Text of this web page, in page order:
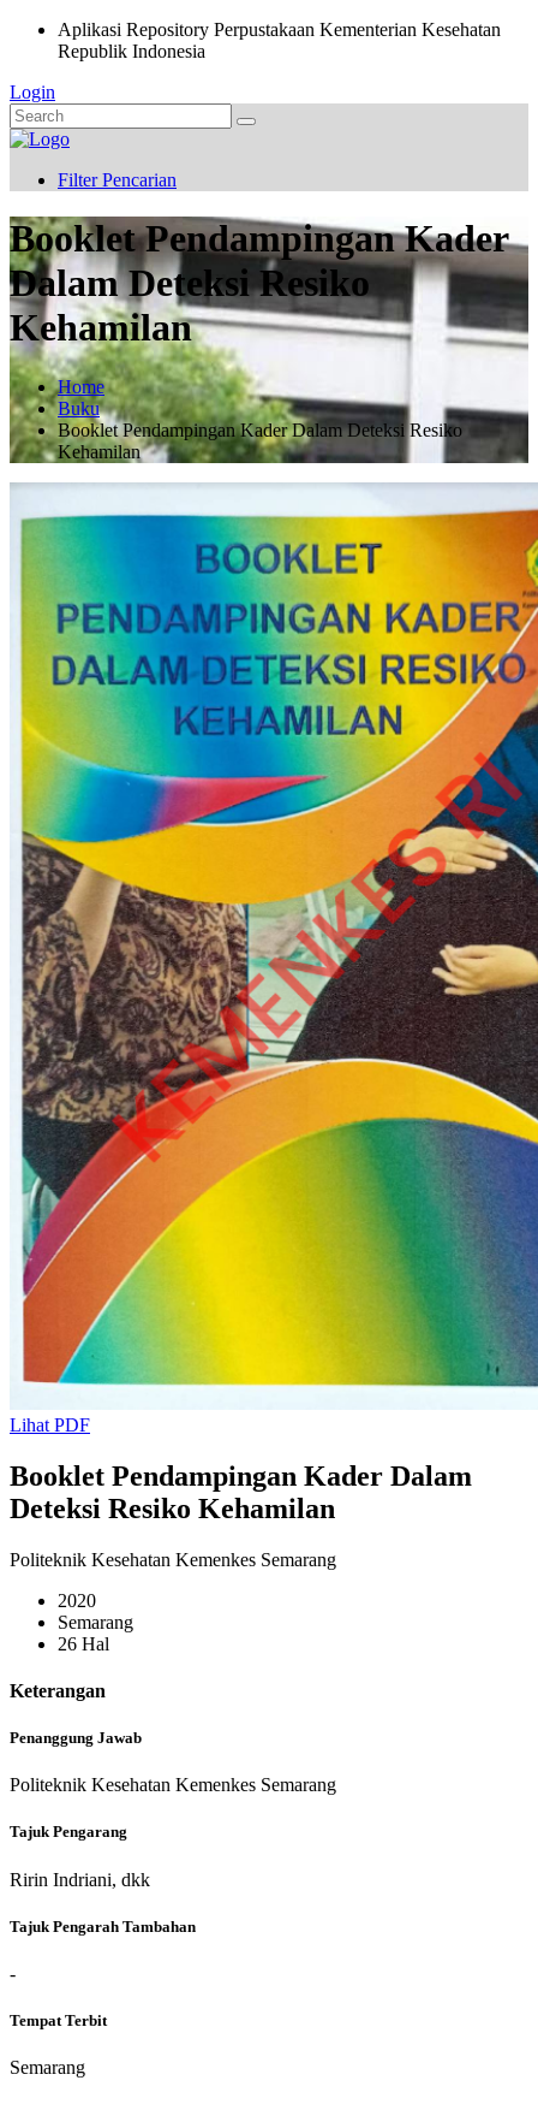
Aplikasi Repository Perpustakaan Kementerian Kesehatan
Republik Indonesia
Login
Filter Pencarian
Booklet Pendampingan Kader
Dalam Deteksi Resiko
Kehamilan
Home
Buku
Booklet Pendampingan Kader Dalam Deteksi Resiko
Kehamilan
Lihat PDF
Booklet Pendampingan Kader Dalam
Deteksi Resiko Kehamilan
Politeknik Kesehatan Kemenkes Semarang
2020
Semarang
26 Hal
Keterangan
Penanggung Jawab
Politeknik Kesehatan Kemenkes Semarang
Tajuk Pengarang
Ririn Indriani, dkk
Tajuk Pengarah Tambahan
-
Tempat Terbit
Semarang